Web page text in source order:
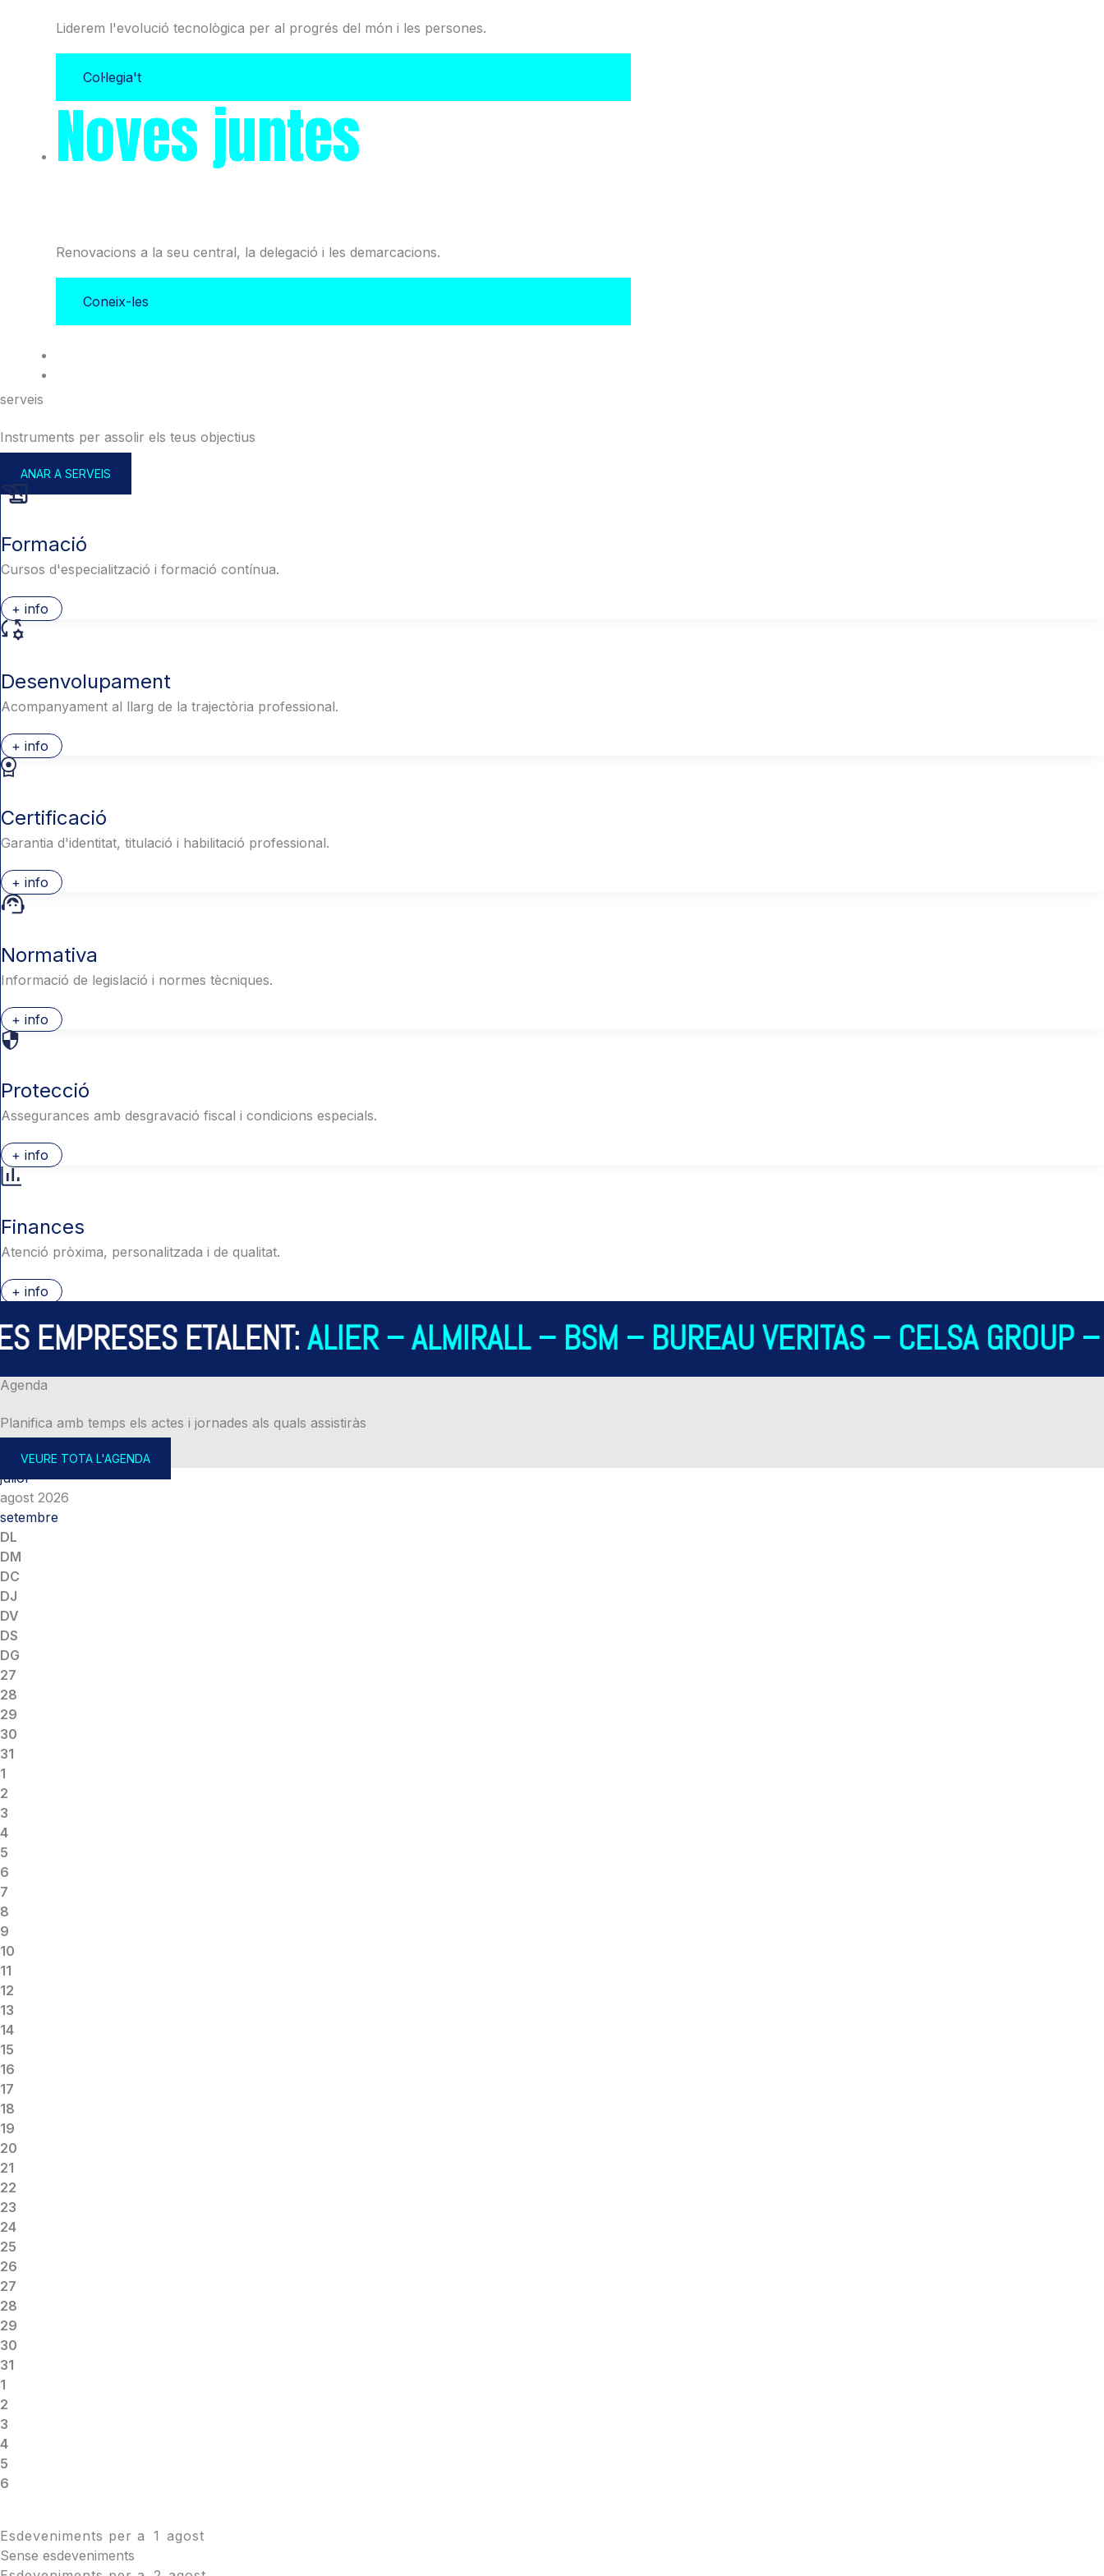
Liderem l'evolució tecnològica per al progrés del món i les persones.
Col·legia't
Noves juntes
Renovacions a la seu central, la delegació i les demarcacions.
Coneix-les
serveis
Instruments per assolir els teus objectius
ANAR A SERVEIS
Formació
Cursos d'especialització i formació contínua.
+ info
Desenvolupament
Acompanyament al llarg de la trajectòria professional.
+ info
Certificació
Garantia d'identitat, titulació i habilitació professional.
+ info
Normativa
Informació de legislació i normes tècniques.
+ info
Protecció
Assegurances amb desgravació fiscal i condicions especials.
+ info
Finances
Atenció pròxima, personalitzada i de qualitat.
+ info
EMPRESES ETALENT:ALIER – ALMIRALL – BSM – BUREAU VERITAS – CELSA GROUP
Agenda
Planifica amb temps els actes i jornades als quals assistiràs
VEURE TOTA L'AGENDA
juliol
agost 2026
setembre
DL
DM
DC
DJ
DV
DS
DG
27
28
29
30
31
1
2
3
4
5
6
7
8
9
10
11
12
13
14
15
16
17
18
19
20
21
22
23
24
25
26
27
28
29
30
31
1
2
3
4
5
6
Esdeveniments per a 1 agost
Sense esdeveniments